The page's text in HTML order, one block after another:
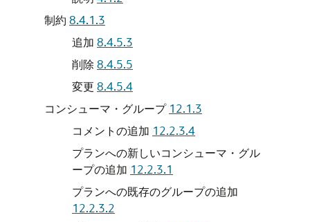
制約 8.4.1.3
追加 8.4.5.3
削除 8.4.5.5
変更 8.4.5.4
コンシューマ・グループ 12.1.3
コメントの追加 12.2.3.4
プランへの新しいコンシューマ・グル
ープの追加 12.2.3.1
プランへの既存のグループの追加
12.2.3.2